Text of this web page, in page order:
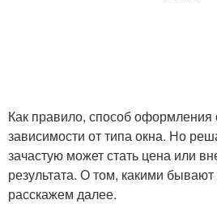
Как правило, способ оформления
зависимости от типа окна. Но
зачастую может стать цена или
результата. О том, какими
расскажем далее.